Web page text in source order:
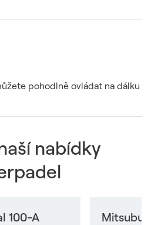
pohodlně ovládat na dálku
nabídky
100-A